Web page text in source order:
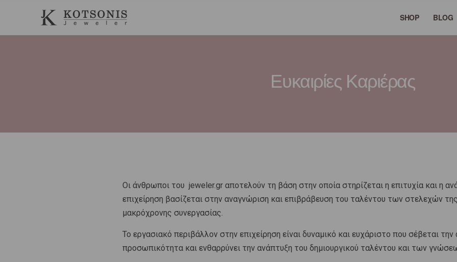
info@jeweler.gr 27410 88000
o
SHOP BLOG
Ευκαιρίες Καριέρας
Οι άνθρωποι του jeweler.gr αποτελούν τη βάση στην οποία στηρίζεται η επιτυχία και η
επιχείρηση βασίζεται στην αναγνώριση και επιβράβευση του ταλέντου των στελεχών της
μακρόχρονης συνεργασίας.
Το εργασιακό περιβάλλον στην επιχείρηση είναι δυναμικό και ευχάριστο που σέβεται την
προσωπικότητα και ενθαρρύνει την ανάπτυξη του δημιουργικού ταλέντου και των